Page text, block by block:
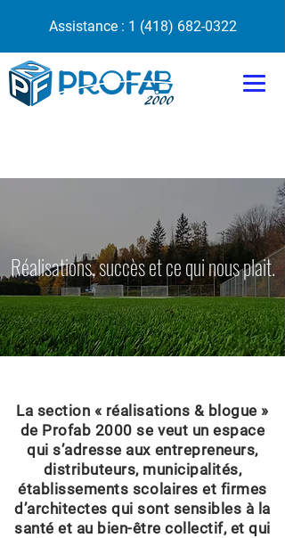
Assistance : 1 (418) 682-0322
Réalisations, succès et ce qui nous plait.
La section « réalisations & blogue »
de Profab 2000 se veut un espace
qui s’adresse aux entrepreneurs,
distributeurs, municipalités,
établissements scolaires et firmes
d’architectes qui sont sensibles à la
santé et au bien-être collectif, et qui